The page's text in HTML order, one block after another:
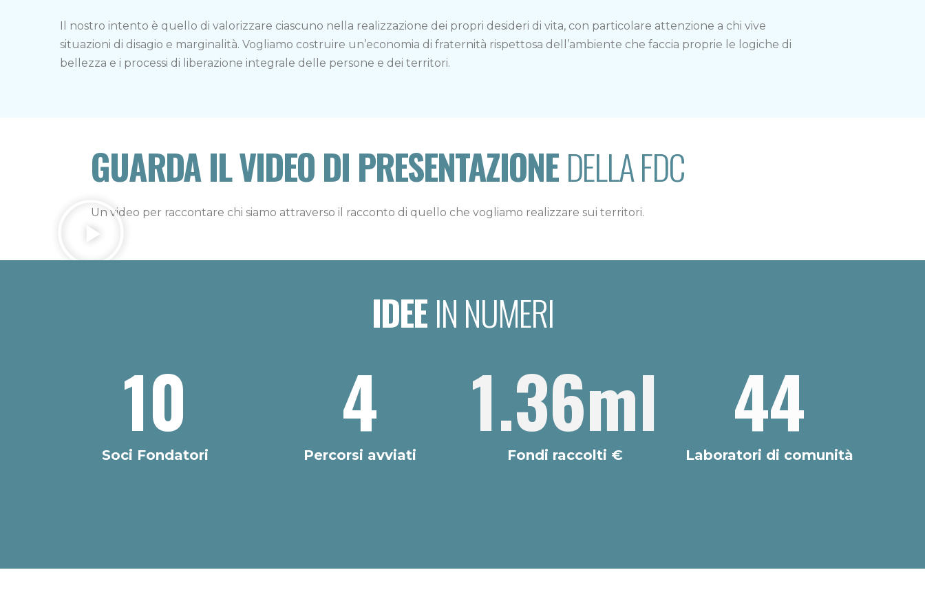
Il nostro intento è quello di valorizzare ciascuno nella realizzazione dei propri desideri di vita, con particolare attenzione a chi vive
situazioni di disagio e marginalità. Vogliamo costruire un’economia di fraternità rispettosa dell’ambiente che faccia proprie le logiche di
bellezza e i processi di liberazione integrale delle persone e dei territori.
GUARDA IL VIDEO DI PRESENTAZIONEDELLA FDC
Un video per raccontare chi siamo attraverso il racconto di quello che vogliamo realizzare sui territori.
IDEEIN NUMERI
Soci Fondatori
10
Percorsi avviati
4
Fondi raccolti €
1.36ml
Laboratori di comunità
44